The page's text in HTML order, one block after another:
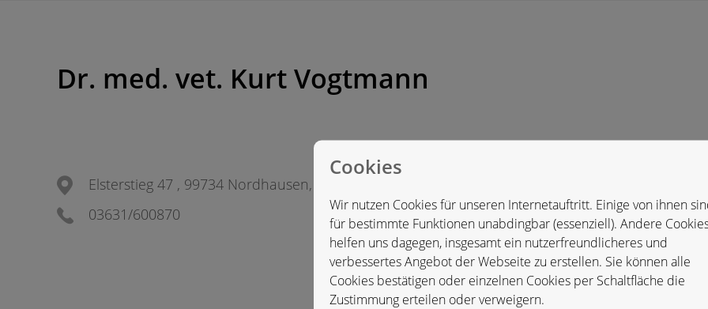
Dr. med. vet. Kurt Vogtmann
Elsterstieg 47 , 99734 Nordhausen, Deutschland
03631/600870
Cookies
Wir nutzen Cookies für unseren Internetauftritt. Einige von ihnen
für bestimmte Funktionen unabdingbar (essenziell). Andere
helfen uns dagegen, insgesamt ein nutzerfreundlicheres und
verbessertes Angebot der Webseite zu erstellen. Sie können alle
Cookies bestätigen oder einzelnen Cookies per Schaltfläche die
Zustimmung erteilen oder verweigern.